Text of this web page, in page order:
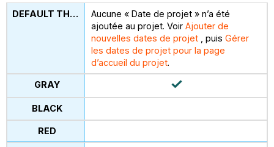
Aucune « Date de projet » n’a été
ajoutée au projet. VoirAjouter de
nouvelles dates de projet , puisGérer
les dates de projet pour la page
d’accueil du projet.